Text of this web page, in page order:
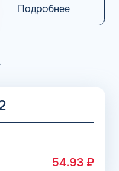
НПЗ, Уфимский
АГЗС компании
Подробнее
54.93 ₽